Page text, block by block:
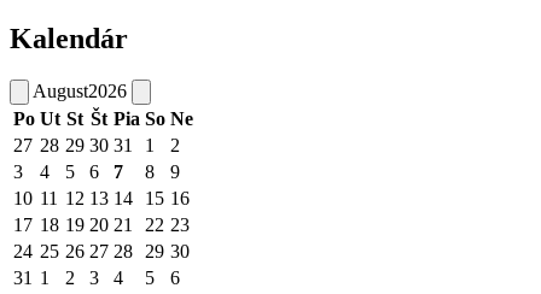
Kalendár
August2026
Po Ut St Št Pia So Ne
27 28 29 30 31 1
2
3
4 5 6 7 8
9
10 11 12 13 14 15 16
17 18 19 20 21 22 23
24 25 26 27 28 29 30
31 1 2 3 4 5 6